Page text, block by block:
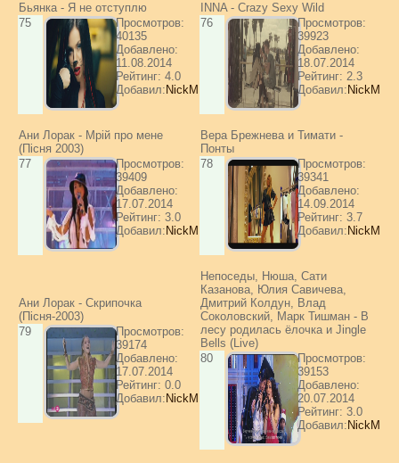
Бьянка - Я не отступлю
75
Просмотров:
40135
Добавлено:
11.08.2014
Рейтинг: 4.0
Добавил: NickM
INNA - Crazy Sexy Wild
76
Просмотров:
39923
Добавлено:
18.07.2014
Рейтинг: 2.3
Добавил: NickM
Ани Лорак - Мрій про мене
(Пісня 2003)
77
Просмотров:
39409
Добавлено:
17.07.2014
Рейтинг: 3.0
Добавил: NickM
Вера Брежнева и Тимати -
Понты
78
Просмотров:
39341
Добавлено:
14.09.2014
Рейтинг: 3.7
Добавил: NickM
Ани Лорак - Скрипочка
(Пісня-2003)
79
Просмотров:
39174
Добавлено:
17.07.2014
Рейтинг: 0.0
Добавил: NickM
Непоседы, Нюша, Сати
Казанова, Юлия Савичева,
Дмитрий Колдун, Влад
Соколовский, Марк Тишман - В
лесу родилась ёлочка и Jingle
Bells (Live)
80
Просмотров:
39153
Добавлено:
20.07.2014
Рейтинг: 3.0
Добавил: NickM